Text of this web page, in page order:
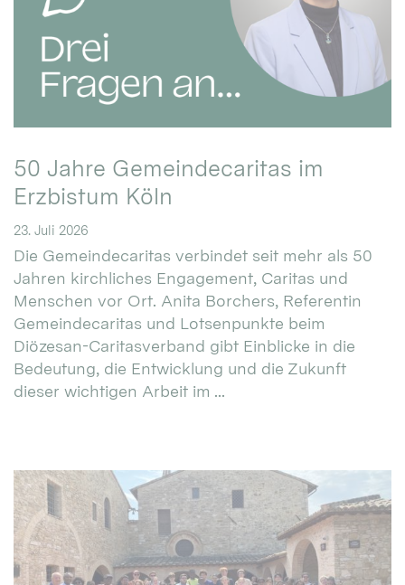
50 Jahre Gemeindecaritas im
Erzbistum Köln
23. Juli 2026
Die Gemeindecaritas verbindet seit mehr als 50
Jahren kirchliches Engagement, Caritas und
Menschen vor Ort. Anita Borchers, Referentin
Gemeindecaritas und Lotsenpunkte beim
Diözesan-Caritasverband gibt Einblicke in die
Bedeutung, die Entwicklung und die Zukunft
dieser wichtigen Arbeit im ...